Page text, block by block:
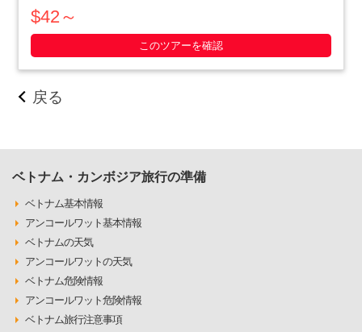
す。小柄な体格を活かした戦略で、アメリカ軍を撃退にまで追
いやったベトナム人の作戦の数々や彼らの暮らしぶりを追体験
できます。ホーチミン滞在最終日や、午後か・・・・・
$42～
このツアーを確認
戻る
ベトナム・カンボジア旅行の準備
ベトナム基本情報
アンコールワット基本情報
ベトナムの天気
アンコールワットの天気
ベトナム危険情報
アンコールワット危険情報
ベトナム旅行注意事項